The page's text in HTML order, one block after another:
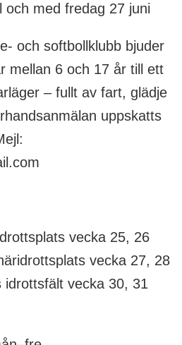
och med fredag 27 juni
och softbollklubb bjuder
mellan 6 och 17 år till ett
– fullt av fart, glädje
uppskatts
vecka 25, 26
vecka 27, 28
idrottsfält vecka 30, 31